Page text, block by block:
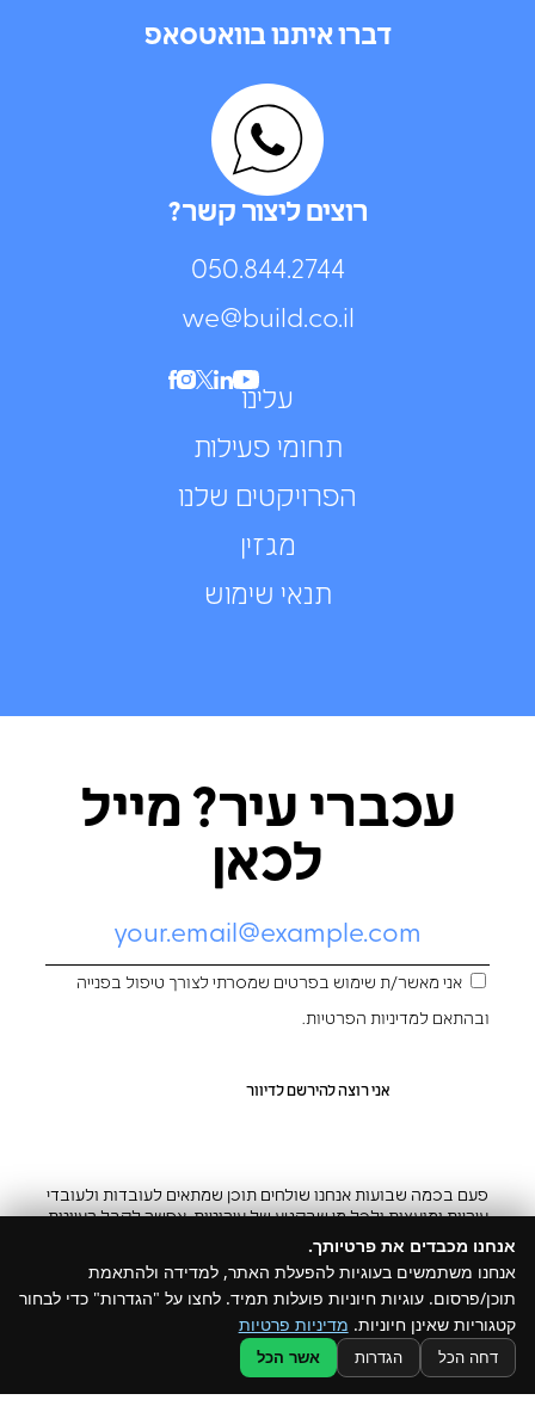
עלינו
תחומי פעילות
הפרויקטים שלנו
מגזין
תנאי שימוש
דברו איתנו בוואטסאפ
רוצים ליצור קשר?
050.844.2744⁩
we@build.co.il
עכברי עיר? מייל
לכאן
אני מאשר/ת שימוש בפרטים שמסרתי לצורך טיפול בפנייה
ובהתאם למדיניות הפרטיות.
פעם בכמה שבועות אנחנו שולחים תוכן שמתאים לעובדות ולעובדי
עיריות ומועצות ולכל מי שבקטע של עירוניות. אפשר לקבל רעיונות
@ כל הזכויות שמורות ל –Build
אנחנו מכבדים את פרטיותך.
אנחנו משתמשים בעוגיות להפעלת האתר, למדידה ולהתאמת
תוכן/פרסום. עוגיות חיוניות פועלות תמיד. לחצו על "הגדרות" כדי לבחור
קטגוריות שאינן חיוניות. מדיניות פרטיות
דחה הכל הגדרות אשר הכל